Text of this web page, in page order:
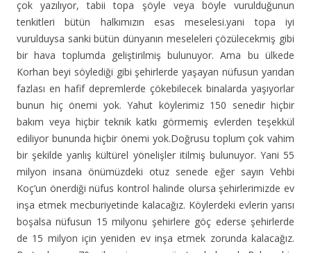
çok yazılıyor, tabii topa şöyle veya böyle vurulduğunun
tenkitleri bütün halkımızın esas meselesi.yani topa iyi
vurulduysa sanki bütün dünyanın meseleleri çözülecekmiş gibi
bir hava toplumda geliştirilmiş bulunuyor. Ama bu ülkede
Korhan beyi söylediği gibi şehirlerde yaşayan nüfusun yarıdan
fazlası en hafif depremlerde çökebilecek binalarda yaşıyorlar
bunun hiç önemi yok. Yahut köylerimiz 150 senedir hiçbir
bakım veya hiçbir teknik katkı görmemiş evlerden teşekkül
ediliyor bununda hiçbir önemi yok.Doğrusu toplum çok vahim
bir şekilde yanlış kültürel yönelişler itilmiş bulunuyor. Yani 55
milyon insana önümüzdeki otuz senede eğer sayın Vehbi
Koç’un önerdiği nüfus kontrol halinde olursa şehirlerimizde ev
inşa etmek mecburiyetinde kalacağız. Köylerdeki evlerin yarısı
boşalsa nüfusun 15 milyonu şehirlere göç ederse şehirlerde
de 15 milyon için yeniden ev inşa etmek zorunda kalacağız.